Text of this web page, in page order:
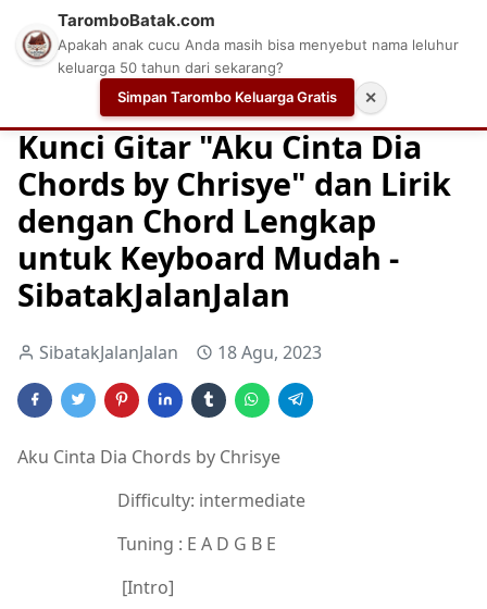
Chord Chord Gitar Easy Guitar Tabs
Kunci Gitar "Aku Cinta Dia
Chords by Chrisye" dan Lirik
dengan Chord Lengkap
untuk Keyboard Mudah -
SibatakJalanJalan
SibatakJalanJalan 18 Agu, 2023
Aku Cinta Dia Chords by Chrisye
Difficulty: intermediate
Tuning : E A D G B E
[Intro]
TaromboBatak.com
Apakah anak cucu Anda masih bisa menyebut nama leluhur
keluarga 50 tahun dari sekarang?
Simpan Tarombo Keluarga Gratis
✕